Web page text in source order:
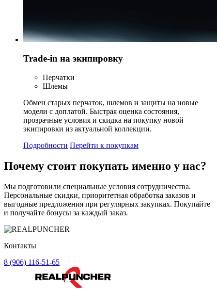
Trade-in на экипировку
Перчатки
Шлемы
Обмен старых перчаток, шлемов и защиты на новые
модели с доплатой. Быстрая оценка состояния,
прозрачные условия и скидка на покупку новой
экипировки из актуальной коллекции.
Подробности Перейти к покупкам
Почему стоит покупать именно у нас?
Мы подготовили специальные условия сотрудничества.
Персональные скидки, приоритетная обработка заказов и
выгодные предложения при регулярных закупках. Покупайте
и получайте бонусы за каждый заказ.
Контакты
8 (906) 116-51-65